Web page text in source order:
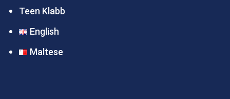
Teen Klabb
English
Maltese